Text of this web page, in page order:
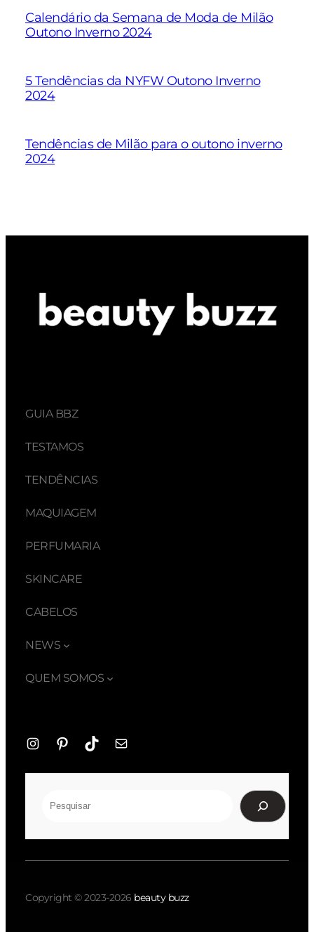
Calendário da Semana de Moda de Milão
Outono Inverno 2024
5 Tendências da NYFW Outono Inverno
2024
Tendências de Milão para o outono inverno
2024
GUIA BBZ
TESTAMOS
TENDÊNCIAS
MAQUIAGEM
PERFUMARIA
SKINCARE
CABELOS
NEWS
QUEM SOMOS
InstagramPinterestTikTokE-
Copyright © 2023-2026 beauty buzz